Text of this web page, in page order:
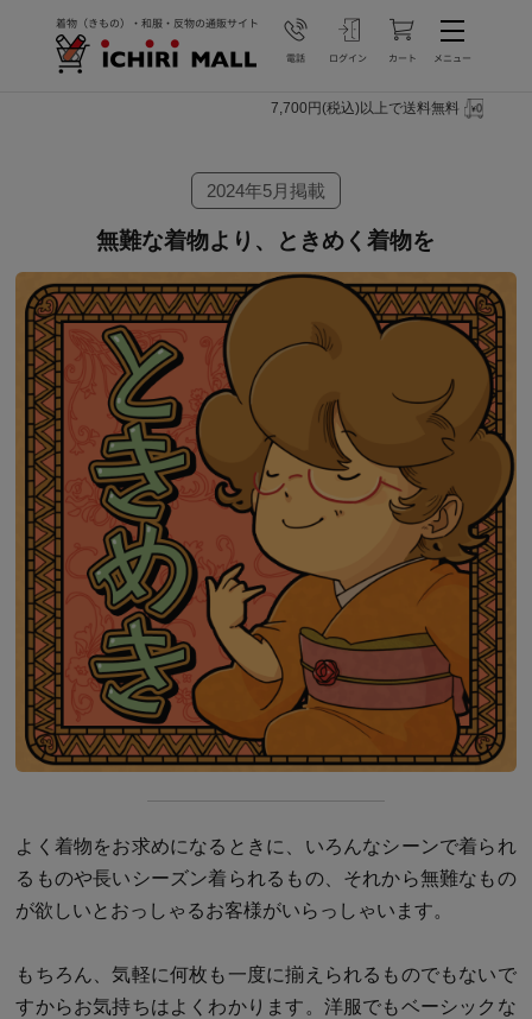
7,700円(税込)以上で送料無料
2024年5月掲載
無難な着物より、ときめく着物を
よく着物をお求めになるときに、いろんなシーンで着られ
るものや長いシーズン着られるもの、それから無難なもの
が欲しいとおっしゃるお客様がいらっしゃいます。
もちろん、気軽に何枚も一度に揃えられるものでもないで
すからお気持ちはよくわかります。洋服でもベーシックな